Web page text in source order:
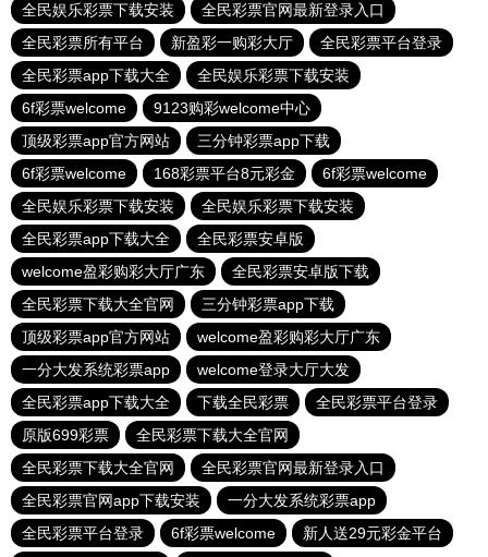
全民娱乐彩票下载安装
全民彩票官网最新登录入口
全民彩票所有平台
新盈彩一购彩大厅
全民彩票平台登录
全民彩票app下载大全
全民娱乐彩票下载安装
6f彩票welcome
9123购彩welcome中心
顶级彩票app官方网站
三分钟彩票app下载
6f彩票welcome
168彩票平台8元彩金
6f彩票welcome
全民娱乐彩票下载安装
全民娱乐彩票下载安装
全民彩票app下载大全
全民彩票安卓版
welcome盈彩购彩大厅广东
全民彩票安卓版下载
全民彩票下载大全官网
三分钟彩票app下载
顶级彩票app官方网站
welcome盈彩购彩大厅广东
一分大发系统彩票app
welcome登录大厅大发
全民彩票app下载大全
下载全民彩票
全民彩票平台登录
原版699彩票
全民彩票下载大全官网
全民彩票下载大全官网
全民彩票官网最新登录入口
全民彩票官网app下载安装
一分大发系统彩票app
全民彩票平台登录
6f彩票welcome 新人送29元彩金平台